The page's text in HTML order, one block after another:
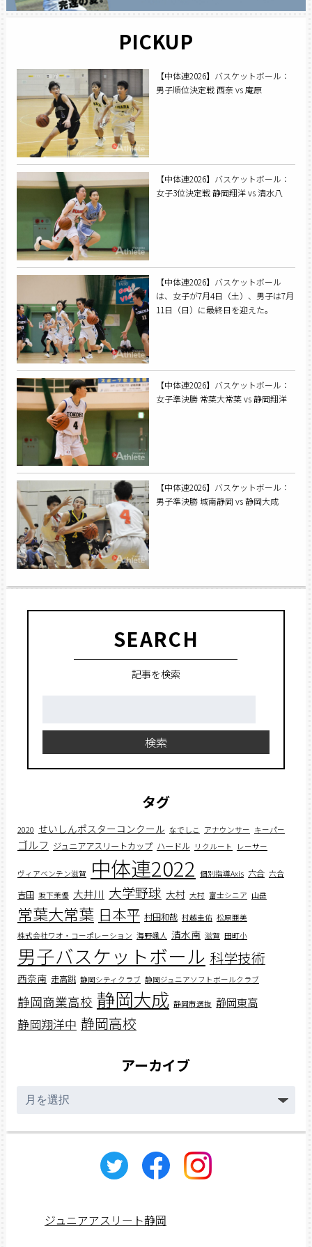
PICKUP
【中体連2026】バスケットボール：
男子順位決定戦 西奈 vs 庵原
【中体連2026】バスケットボール：
女子3位決定戦 静岡翔洋 vs 清水八
【中体連2026】バスケットボール
は、女子が7月4日（土）、男子は7月
11日（日）に最終日を迎えた。
【中体連2026】バスケットボール：
女子準決勝 常葉大常葉 vs 静岡翔洋
【中体連2026】バスケットボール：
男子準決勝 城南静岡 vs 静岡大成
SEARCH
記事を検索
検索
タグ
2020 せいしんポスターコンクール なでしこ アナウンサー キーパー
ゴルフ ジュニアアスリートカップ ハードル リクルート レーサー
ヴィアベンテン滋賀 中体連2022 個別指導Axis 六合 六合
吉田 坂下茉優 大井川 大学野球 大村 大村 富士シニア 山岳
常葉大常葉 日本平 村田和哉 村越圭佑 松原亜美
株式会社ワオ・コーポレーション 海野颯人 清水南 滋賀 田町小
男子バスケットボール 科学技術
西奈南 走高跳 静岡シティクラブ 静岡ジュニアソフトボールクラブ
静岡商業高校 静岡大成 静岡市選抜 静岡東高
静岡翔洋中 静岡高校
アーカイブ
ー
ジュニアアスリート静岡